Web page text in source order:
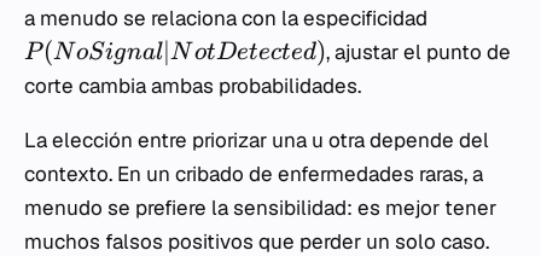
a menudo se relaciona con la especificidad
P(NoSignal∣Not Detected), ajustar el punto de
corte cambia ambas probabilidades.
La elección entre priorizar una u otra depende del
contexto. En un cribado de enfermedades raras, a
menudo se prefiere la sensibilidad: es mejor tener
muchos falsos positivos que perder un solo caso.